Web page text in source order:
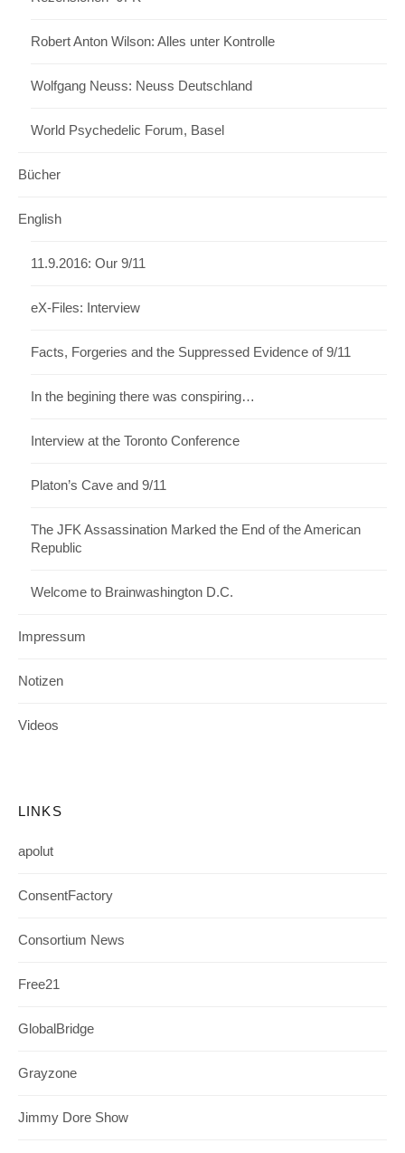
Robert Anton Wilson: Alles unter Kontrolle
Wolfgang Neuss: Neuss Deutschland
World Psychedelic Forum, Basel
Bücher
English
11.9.2016: Our 9/11
eX-Files: Interview
Facts, Forgeries and the Suppressed Evidence of 9/11
In the begining there was conspiring…
Interview at the Toronto Conference
Platon’s Cave and 9/11
The JFK Assassination Marked the End of the American
Republic
Welcome to Brainwashington D.C.
Impressum
Notizen
Videos
LINKS
apolut
ConsentFactory
Consortium News
Free21
GlobalBridge
Grayzone
Jimmy Dore Show